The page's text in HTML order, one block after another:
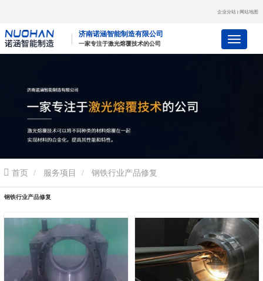
企业分站 | 网站地图
济南诺涵智能制造有限公司
一家专注于激光熔覆技术的公司
首页 服务项目 钢铁行业产品修复
钢铁行业产品修复